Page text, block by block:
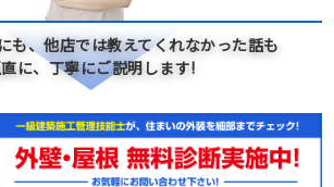
も、他店では教えてくれなかった話も
に、丁寧にご説明します!